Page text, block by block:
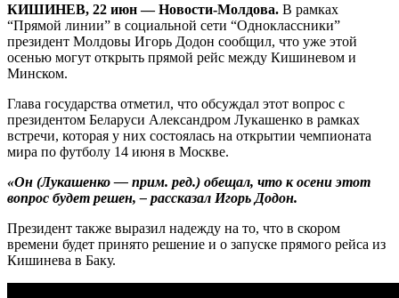
КИШИНЕВ, 22 июн — Новости-Молдова. В рамках
“Прямой линии” в социальной сети “Одноклассники”
президент Молдовы Игорь Додон сообщил, что уже этой
осенью могут открыть прямой рейс между Кишиневом и
Минском.
Глава государства отметил, что обсуждал этот вопрос с
президентом Беларуси Александром Лукашенко в рамках
встречи, которая у них состоялась на открытии чемпионата
мира по футболу 14 июня в Москве.
«Он (Лукашенко — прим. ред.) обещал, что к осени этот
вопрос будет решен, – рассказал Игорь Додон.
Президент также выразил надежду на то, что в скором
времени будет принято решение и о запуске прямого рейса из
Кишинева в Баку.